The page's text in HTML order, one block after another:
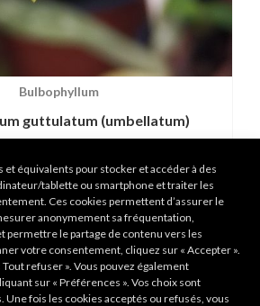
équivalents pour stocker et accéder à des
tablette ou smartphone et traiter les
Ces cookies permettent d’assurer le
anonymement sa fréquentation,
permettre le partage de contenu vers les
votre consentement, cliquez sur « Accepter ».
refuser ». Vous pouvez également
sur « Préférences ». Vos choix sont
Une fois les cookies acceptés ou refusés, vous
Bulbophyllum
guttulatum (umbellatum)